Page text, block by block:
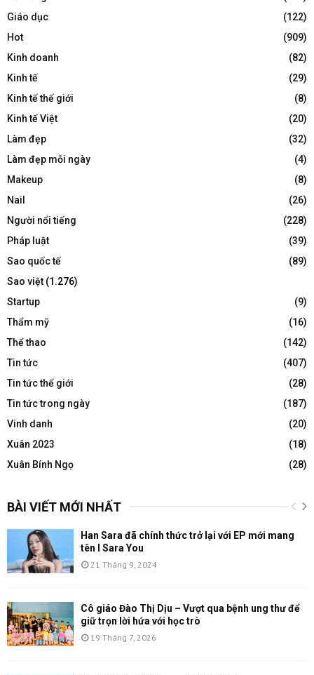
Giáo dục
(122)
Hot
(909)
Kinh doanh
(82)
Kinh tế
(29)
Kinh tế thế giới
(8)
Kinh tế Việt
(20)
Làm đẹp
(32)
Làm đẹp mỗi ngày
(4)
Makeup
(8)
Nail
(26)
Người nổi tiếng
(228)
Pháp luật
(39)
Sao quốc tế
(89)
Sao việt (1.276)
Startup
(9)
Thẩm mỹ
(16)
Thể thao
(142)
Tin tức
(407)
Tin tức thế giới
(28)
Tin tức trong ngày
(187)
Vinh danh
(20)
Xuân 2023
(18)
Xuân Bính Ngọ
(28)
BÀI VIẾT MỚI NHẤT
Han Sara đã chính thức trở lại với EP mới mang
tên I Sara You
21 Tháng 9, 2024
Cô giáo Đào Thị Dịu – Vượt qua bệnh ung thư để
giữ trọn lời hứa với học trò
19 Tháng 7, 2026